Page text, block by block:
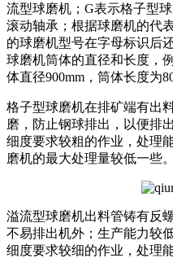
流型球磨机；G表示格子型
滚动轴承；根据球磨机的代
的球磨机型号在字母标识后
球磨机筒体的直径和长度，
体直径900mm，筒体长度为
格子型球磨机在排矿端有出
磨，防止钢球排出，以便排
细度要求较粗的作业，处理
磨机的最大处理量较低一些。
溢流型球磨机出料管铸有反
不易排出机外；生产能力较
细度要求较细的作业，处理